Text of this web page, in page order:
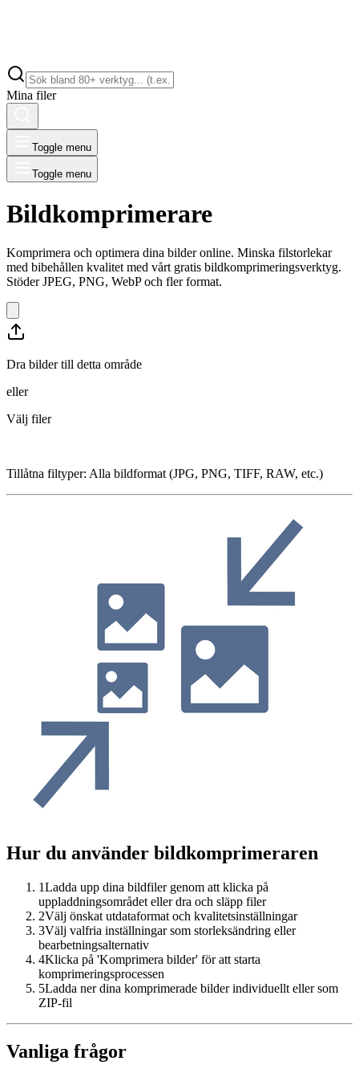
Mina filer
Toggle menu
Toggle menu
Bildkomprimerare
Komprimera och optimera dina bilder online. Minska filstorlekar
med bibehållen kvalitet med vårt gratis bildkomprimeringsverktyg.
Stöder JPEG, PNG, WebP och fler format.
Dra bilder till detta område
eller
Välj filer
Tillåtna filtyper: Alla bildformat (JPG, PNG, TIFF, RAW, etc.)
Hur du använder bildkomprimeraren
1Ladda upp dina bildfiler genom att klicka på
uppladdningsområdet eller dra och släpp filer
2Välj önskat utdataformat och kvalitetsinställningar
3Välj valfria inställningar som storleksändring eller
bearbetningsalternativ
4Klicka på 'Komprimera bilder' för att starta
komprimeringsprocessen
5Ladda ner dina komprimerade bilder individuellt eller som
ZIP-fil
Vanliga frågor